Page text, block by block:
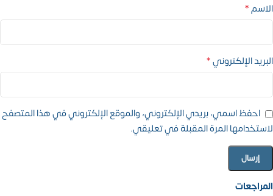
المراجعات
الاسم*
البريد الإلكتروني*
احفظ اسمي، بريدي الإلكتروني، والموقع الإلكتروني في هذا المتصفح
لاستخدامها المرة المقبلة في تعليقي.